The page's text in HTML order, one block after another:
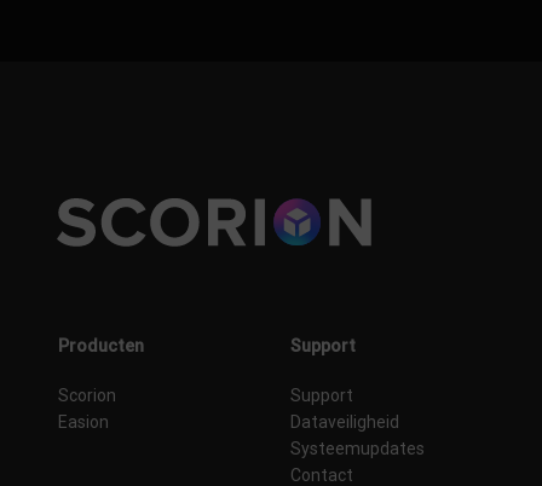
Producten
Scorion
Easion
Support
Support
Dataveiligheid
Systeemupdates
Contact